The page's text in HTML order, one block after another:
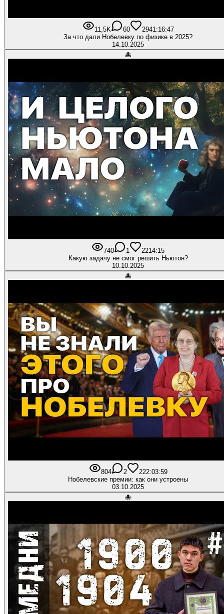
11,5K 60 2941:16:47
За что дали Нобелевку по физике в 2025?
14.10.2025
🐙
740 1 2214:15
Какую задачу не смог решить Ньютон?
10.10.2025
🐙
804 2 222:03:59
Нобелевские премии: как они устроены
03.10.2025
🐙